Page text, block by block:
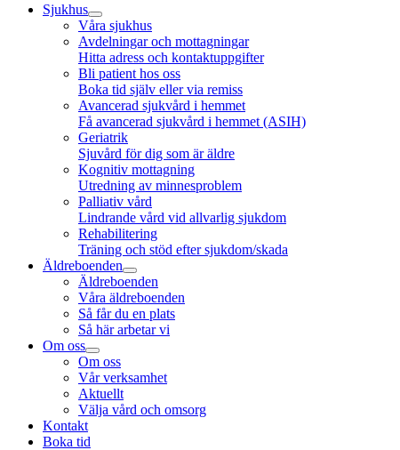
Sjukhus
Våra sjukhus
Avdelningar och mottagningar
Hitta adress och kontaktuppgifter
Bli patient hos oss
Boka tid själv eller via remiss
Avancerad sjukvård i hemmet
Få avancerad sjukvård i hemmet (ASIH)
Geriatrik
Sjuvård för dig som är äldre
Kognitiv mottagning
Utredning av minnesproblem
Palliativ vård
Lindrande vård vid allvarlig sjukdom
Rehabilitering
Träning och stöd efter sjukdom/skada
Äldreboenden
Äldreboenden
Våra äldreboenden
Så får du en plats
Så här arbetar vi
Om oss
Om oss
Vår verksamhet
Aktuellt
Välja vård och omsorg
Kontakt
Boka tid